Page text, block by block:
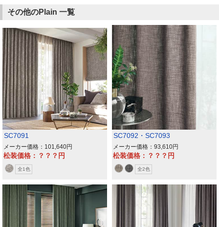
その他のPlain 一覧
SC7091
メーカー価格：101,640
松装価格：？？？
全1色
SC7092・SC7093
メーカー価格：93,610
松装価格：？？？
全2色